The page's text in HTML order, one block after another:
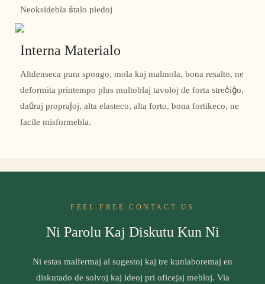
Neoksidebla ŝtalo piedoj
Interna Materialo
Altdenseca pura spongo, mola kaj malmola, bona resalto, ne
deformita printempo plus multoblaj tavoloj de forta streĉiĝo,
daŭraj propraĵoj, alta elasteco, alta forto, bona fortikeco, ne
facile misformebla.
FEEL FREE CONTACT US
Ni Parolu Kaj Diskutu Kun Ni
Ni estas malfermaj al sugestoj kaj tre kunlaboremaj en
diskutado de solvoj kaj ideoj pri oficejaj mebloj. Via